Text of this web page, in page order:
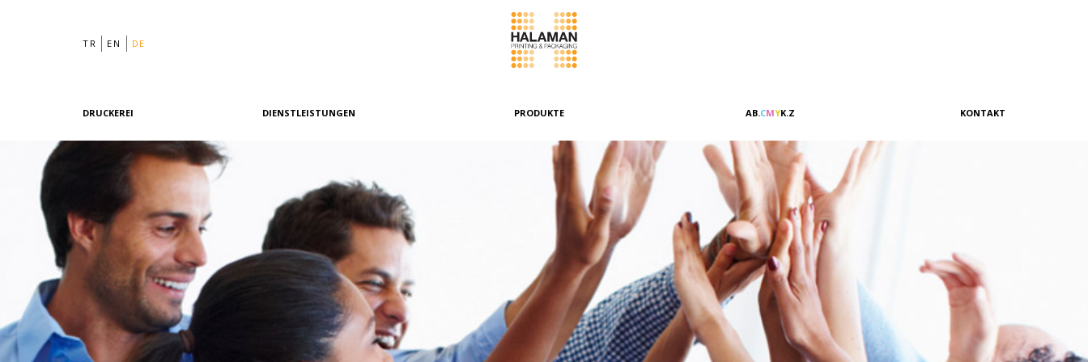
TR EN DE
DRUCKEREI
Philosophie
Geschichte
Referenzen
Qualität & Zertifizierungen
Unsere Richtlinien
Grüne Druckerei
DIENSTLEISTUNGEN
Digitaldruck
Nachdruck
PRODUKTE
Faltschachteln
Etiketten & Faltkarton mit Aufhängung
Umschläge & Beutel
Bündeln & Banderolen
Spezialboxen
Weitere Produkte
AB.CMYK.Z KONTAKT